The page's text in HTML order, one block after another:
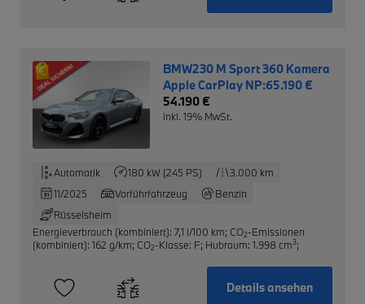
BMW230 M Sport 360 Kamera
Apple CarPlay NP:65.190 €
54.190 €
inkl. 19% MwSt.
Automatik 180 kW (245 PS)
3.000 km
11/2025
Vorführfahrzeug
Benzin
Rüsselsheim
Energieverbrauch (kombiniert): 7,1 l/100 km; CO2-Emissionen
(kombiniert): 162 g/km; CO2-Klasse: F; Hubraum: 1.998 cm3;
Details ansehen